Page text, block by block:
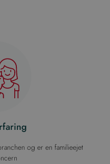
og er en familieejet